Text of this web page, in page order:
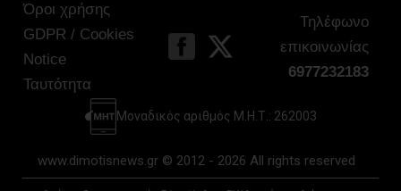
Όροι χρήσης
GDPR / Cookies
Notice
Ταυτότητα
Τηλέφωνο
επικοινωνίας
6977232183
Μοναδικός αριθμός Μ.Η.Τ.: 262003
www.dimotisnews.gr © 2012 - 2026 All rights reserved